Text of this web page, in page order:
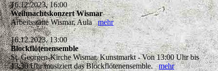
16.12.2023, 16:00
Weihnachtskonzert Wismar
Arbeitsstätte Wismar, Aulamehr
16.12.2023, 13:00
Blockflötenensemble
St. Georgen-Kirche Wismar, Kunstmarkt - Von 13:00 Uhr bis
13:30 Uhr musiziert das Blockflötenensemble.mehr